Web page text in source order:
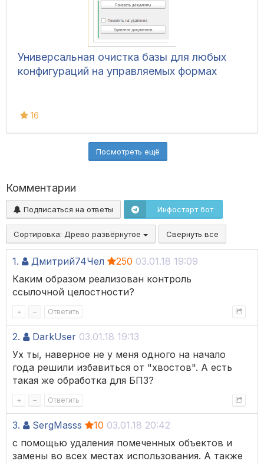
Универсальная очистка базы для любых
конфигураций на управляемых формах
16
Посмотреть ещё
Комментарии
Подписаться на ответы Инфостарт бот
Сортировка: Древо развёрнутое Свернуть все
1. Дмитрий74Чел 250 03.01.18 19:09
Каким образом реализован контроль
ссылочной целостности?
+ – Ответить
2. DarkUser 03.01.18 19:13
Ух ты, наверное не у меня одного на начало
года решили избавиться от "хвостов". А есть
такая же обработка для БП3?
+ – Ответить
3. SergMasss 10 03.01.18 20:42
с помощью удаления помеченных объектов и
замены во всех местах использования. А также